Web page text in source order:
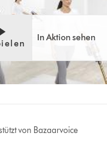
In Aktion sehen
von Bazaarvoice